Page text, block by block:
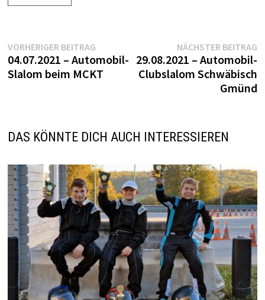
Beitragsnavigation
VORHERIGER BEITRAGVorheriger
Beitrag:
04.07.2021 – Automobil-
Slalom beim MCKT
NÄCHSTER BEITRAG
29.08.2021 – Automobil-
Clubslalom Schwäbisch
Gmünd
DAS KÖNNTE DICH AUCH INTERESSIEREN